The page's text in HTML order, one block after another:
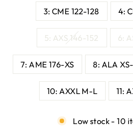
3: CME 122-128 4:
5: AXS 146-152 6:
7: AME 176-XS 8: ALA
10: AXXL M-L 11:
Low stock - 10